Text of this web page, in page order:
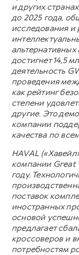
и других
до 2025 года,
исследования и
альтернативных
достигнет 14,5
деятельность
проведения
как рейтинг
степени
другие. Это
компании
качества по
HAVAL
компании Great
году.
поставок
иностранных
основой
предлагает
кроссоверов и
потребностям